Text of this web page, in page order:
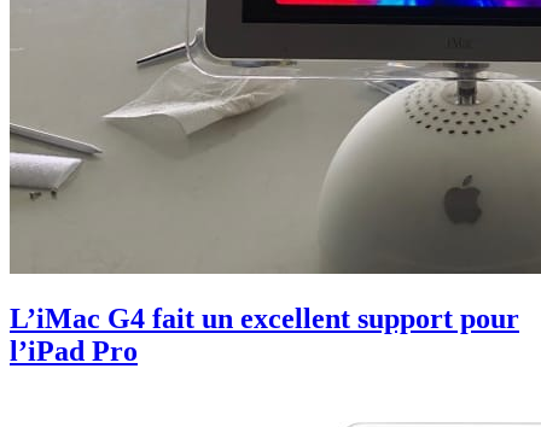
L’iMac G4 fait un excellent support pour
l’iPad Pro